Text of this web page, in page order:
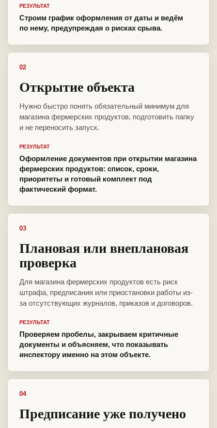
РЕЗУЛЬТАТ
Строим график оформления от даты и ведём
по нему, предупреждая о рисках срыва.
02
Открытие объекта
Нужно быстро понять обязательный минимум для
магазина фермерских продуктов, подготовить папку
и не переносить запуск.
РЕЗУЛЬТАТ
Оформление документов при открытии магазина
фермерских продуктов: список, сроки,
приоритеты и готовый комплект под
фактический формат.
03
Плановая или внеплановая
проверка
Для магазина фермерских продуктов есть риск
штрафа, предписания или приостановки работы из-
за отсутствующих журналов, приказов и договоров.
РЕЗУЛЬТАТ
Проверяем пробелы, закрываем критичные
документы и объясняем, что показывать
инспектору именно на этом объекте.
04
Предписание уже получено